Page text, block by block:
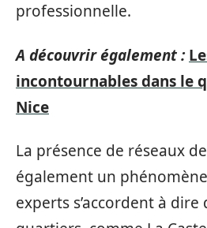
professionnelle.
A découvrir également :
incontournables dans le
Nice
La présence de réseaux
également un
experts s’accordent à